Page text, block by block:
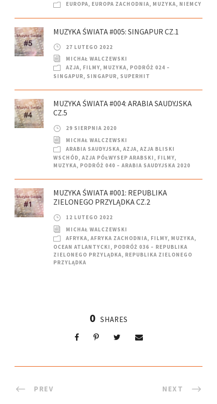
EUROPA, EUROPA ZACHODNIA, MUZYKA, NIEMCY
MUZYKA ŚWIATA #005: SINGAPUR CZ.1
27 LUTEGO 2022
MICHAŁ WALCZEWSKI
AZJA, FILMY, MUZYKA, PODRÓŻ 024 –
SINGAPUR, SINGAPUR, SUPERHIT
MUZYKA ŚWIATA #004: ARABIA SAUDYJSKA
CZ.5
29 SIERPNIA 2020
MICHAŁ WALCZEWSKI
ARABIA SAUDYJSKA, AZJA, AZJA BLISKI
WSCHÓD, AZJA PÓŁWYSEP ARABSKI , FILMY,
MUZYKA, PODRÓŻ 040 – ARABIA SAUDYJSKA 2020
MUZYKA ŚWIATA #001: REPUBLIKA
ZIELONEGO PRZYLĄDKA CZ.2
12 LUTEGO 2022
MICHAŁ WALCZEWSKI
AFRYKA, AFRYKA ZACHODNIA, FILMY, MUZYKA,
OCEAN ATLANTYCKI , PODRÓŻ 036 – REPUBLIKA
ZIELONEGO PRZYLĄDKA, REPUBLIKA ZIELONEGO
PRZYLĄDKA
0 SHARES
PREV NEXT